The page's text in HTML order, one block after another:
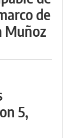
de
Muñoz
5,